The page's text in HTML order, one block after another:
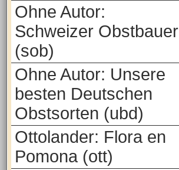
Ohne Autor:
Schweizer Obstbauer
(sob)
Ohne Autor: Unsere
besten Deutschen
Obstsorten (ubd)
Ottolander: Flora en
Pomona (ott)